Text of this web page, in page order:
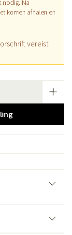
nodig. Na
komen afhalen en
vereist.